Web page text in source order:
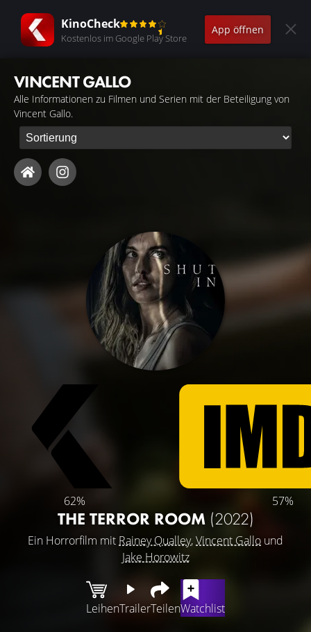
KinoCheck
Kostenlos im Google Play Store
App öffnen
VINCENT GALLO
Alle Informationen zu Filmen und Serien mit der Beteiligung von
Vincent Gallo.
62% 57%
THE TERROR ROOM (2022)
Ein Horrorfilm mit Rainey Qualley,Vincent Gallo und
Jake Horowitz
LeihenTrailerTeilenWatchlist